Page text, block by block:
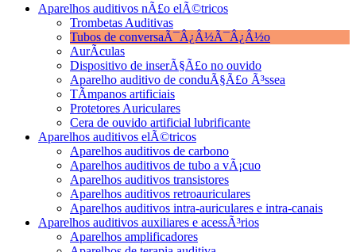
Aparelhos auditivos nÃ£o elÃ©tricos
Trombetas Auditivas
Tubos de conversaÃ¯Â¿Â½Ã¯Â¿Â½o
AurÃ­culas
Dispositivo de inserÃ§Ã£o no ouvido
Aparelho auditivo de conduÃ§Ã£o Ã³ssea
TÃ­mpanos artificiais
Protetores Auriculares
Cera de ouvido artificial lubrificante
Aparelhos auditivos elÃ©tricos
Aparelhos auditivos de carbono
Aparelhos auditivos de tubo a vÃ¡cuo
Aparelhos auditivos transistores
Aparelhos auditivos retroauriculares
Aparelhos auditivos intra-auriculares e intra-canais
Aparelhos auditivos auxiliares e acessÃ³rios
Aparelhos amplificadores